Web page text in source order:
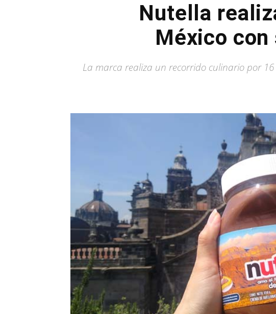
Nutella
México
La marca realiza un recorrido culinario por